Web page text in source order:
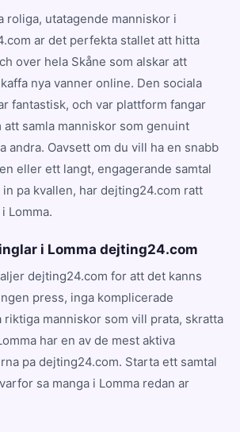
roliga, utatagende manniskor i
ar det perfekta stallet att hitta
over hela Skåne som alskar att
nya vanner online. Den sociala
fantastisk, och var plattform fangar
att samla manniskor som genuint
andra. Oavsett om du vill ha en snabb
eller ett langt, engagerande samtal
pa kvallen, har dejting24.com ratt
Lomma.
i Lomma dejting24.com
dejting24.com for att det kanns
press, inga komplicerade
manniskor som vill prata, skratta
har en av de mest aktiva
pa dejting24.com. Starta ett samtal
sa manga i Lomma redan ar